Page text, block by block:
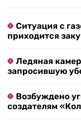
Ситуация с
приходится
Ледяная
запросившую
Возбуждено
создателям